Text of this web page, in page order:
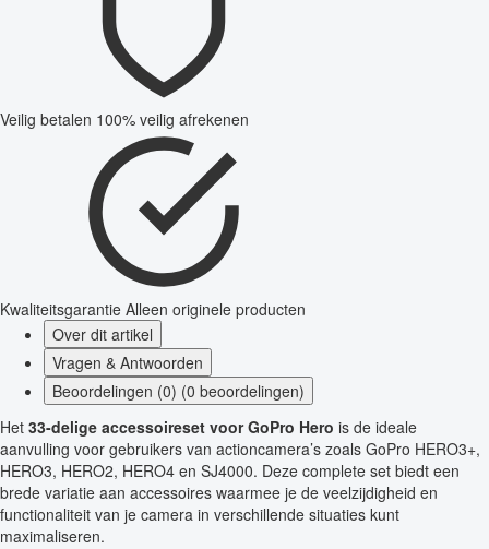
Veilig betalen 100% veilig afrekenen
Kwaliteitsgarantie Alleen originele producten
Over dit artikel
Vragen & Antwoorden
Beoordelingen (0) (0 beoordelingen)
Het 33-delige accessoireset voor GoPro Hero is de ideale
aanvulling voor gebruikers van actioncamera’s zoals GoPro HERO3+,
HERO3, HERO2, HERO4 en SJ4000. Deze complete set biedt een
brede variatie aan accessoires waarmee je de veelzijdigheid en
functionaliteit van je camera in verschillende situaties kunt
maximaliseren.